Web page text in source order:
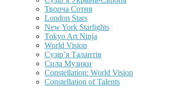
Творча Сотня
London Stars
New York Starlights
Tokyo Art Ninja
World Vision
Сузір’я Талантів
Сила Музики
Constellation: World Vision
Constellation of Talents